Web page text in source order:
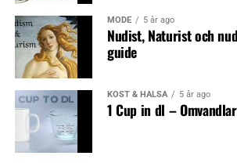
MODE 5 år ago
Nudist, Naturist och
guide
KOST & HÄLSA 5 år ago
1 Cup in dl –